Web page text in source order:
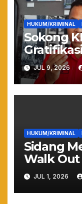
HUKUM/KRIMINAL
Sokong
WHN:
Gundul
JUL 9, 2026
HUKUM/KRIMINAL
Sidang
Walk Out
Nadiem
Hukum:
Ya!”
JUL 1, 2026